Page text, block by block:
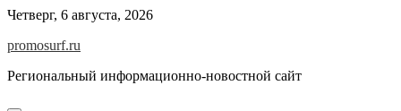
Skip
content
Четверг, 6 августа, 2026
promosurf.ru
Региональный информационно-новостной сайт